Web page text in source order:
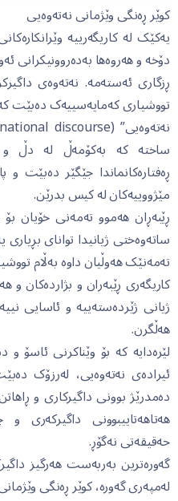
کوێر ڕەنگی وێژمانی نەتەوەیی
یەکێک لە کاریگەرییە
دۆخە و هەروەها بەدەروونیکرانی
ڕزگاری ئەستەمە. نەتەوەی
تووشیاری کەمایەسییەک دەبێت
ساختە کە بەکۆمەڵ لە دڵ و
ڕەفتارەکانماندا جێگێر دەبێت
مێژووییەکان لە کیس بدرێن.
ڕێبەڕان هەموو تەمەنی خۆیان
ساتەوەختی ژیانیدا توانای بڕیاری
تەمەنێک هەوڵیان داوە بەڵام
کاریگەری ڕێبەران و بژاردەکان و
ژیانی ژێردەستەییە و ئاسایی
هەڵگرن.
لێرەدایە کە بۆ وێناکرنی ئاسۆ
ئیرادەی نەتەوەیی، لەرزۆک
دەمدرێژ بوونی داگیرکاری و
هەتاهەتاییبوونی داگیرکەری
حەقیقەتی نەگۆڕ.
گەورەترین بەربەست هەرگیز
لەمپەری گەورە، کوێر ڕەنگی